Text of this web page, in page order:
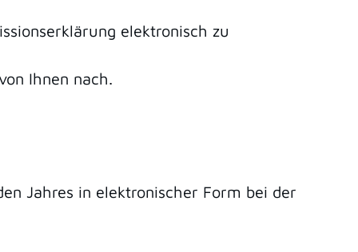
elektronisch zu
Ihnen nach.
Jahres in elektronischer Form bei der